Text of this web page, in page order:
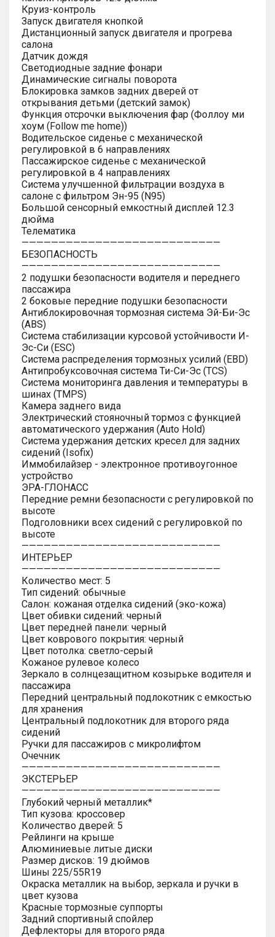
Круиз-контроль
Запуск двигателя кнопкой
Дистанционный запуск двигателя и прогрева
салона
Датчик дождя
Светодиодные задние фонари
Динамические сигналы поворота
Блокировка замков задних дверей от
открывания детьми (детский замок)
Функция отсрочки выключения фар (Фоллоу ми
хоум (Follow me home))
Водительское сиденье с механической
регулировкой в 6 направлениях
Пассажирское сиденье с механической
регулировкой в 4 направлениях
Система улучшенной фильтрации воздуха в
салоне с фильтром Эн-95 (N95)
Большой сенсорный емкостный дисплей 12.3
дюйма
Телематика
———————————————————————————
БЕЗОПАСНОСТЬ
———————————————————————————
2 подушки безопасности водителя и переднего
пассажира
2 боковые передние подушки безопасности
Антиблокировочная тормозная система Эй-Би-Эс
(ABS)
Система стабилизации курсовой устойчивости И-
Эс-Си (ESC)
Система распределения тормозных усилий (EBD)
Антипробуксовочная система Ти-Си-Эс (TCS)
Система мониторинга давления и температуры в
шинах (TMPS)
Камера заднего вида
Электрический стояночный тормоз с функцией
автоматического удержания (Auto Hold)
Система удержания детских кресел для задних
сидений (Isofix)
Иммобилайзер - электронное противоугонное
устройство
ЭРА-ГЛОНАСС
Передние ремни безопасности с регулировкой по
высоте
Подголовники всех сидений с регулировкой по
высоте
———————————————————————————
ИНТЕРЬЕР
———————————————————————————
Количество мест: 5
Тип сидений: обычные
Салон: кожаная отделка сидений (эко-кожа)
Цвет обивки сидений: черный
Цвет передней панели: черный
Цвет коврового покрытия: черный
Цвет потолка: светло-серый
Кожаное рулевое колесо
Зеркало в солнцезащитном козырьке водителя и
пассажира
Передний центральный подлокотник с емкостью
для хранения
Центральный подлокотник для второго ряда
сидений
Ручки для пассажиров с микролифтом
Очечник
———————————————————————————
ЭКСТЕРЬЕР
———————————————————————————
Глубокий черный металлик*
Тип кузова: кроссовер
Количество дверей: 5
Рейлинги на крыше
Алюминиевые литые диски
Размер дисков: 19 дюймов
Шины 225/55R19
Окраска металлик на выбор, зеркала и ручки в
цвет кузова
Красные тормозные суппорты
Задний спортивный спойлер
Дефлекторы для второго ряда